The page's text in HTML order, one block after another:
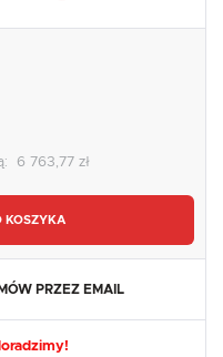
6 763,77 zł
KOSZYKA
PRZEZ EMAIL